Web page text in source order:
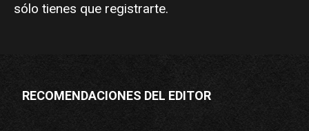
sólo tienes que registrarte.
RECOMENDACIONES DEL EDITOR